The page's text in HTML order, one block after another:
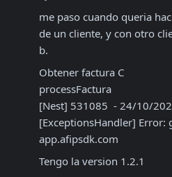
me paso cuando queria
de un cliente, y con otro
b.
Obtener factura C
processFactura
[Nest] 531085  - 24/10/
[ExceptionsHandler] Error:
app.afipsdk.com
Tengo la version 1.2.1